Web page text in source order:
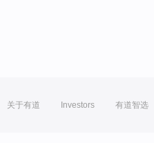
关于有道 Investors 有道智选